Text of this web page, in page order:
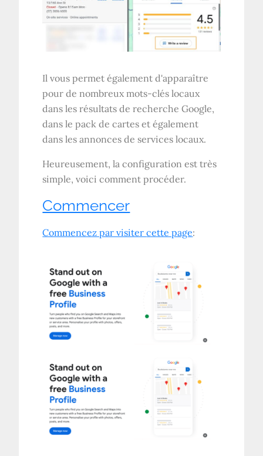
Il vous permet également d'apparaître
pour de nombreux mots-clés locaux
dans les résultats de recherche Google,
dans le pack de cartes et également
dans les annonces de services locaux.
Heureusement, la configuration est très
simple, voici comment procéder.
Commencer
Commencez par visitercette page: